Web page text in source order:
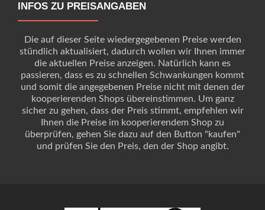
INFOS ZU PREISANGABEN
Die auf dieser Seite wiedergegebenen Preise werden
stündlich aktualisiert, dadurch wollen wir Ihnen immer
die aktuellen Preise anzeigen. Natürlich kann es
passieren, dass es zu schnellen Schwankungen kommt
und somit die angegebenen Preise nicht mit denen der
kooperierenden Shops übereinstimmen. Um ganz
sicher zu gehen, dass der Preis stimmt, empfehlen wir
Ihnen die Preise im kooperierendem Shop zu
überprüfen, gehen Sie dazu auf den Button "kaufen"
und prüfen Sie den Preis, den der Shop angibt.